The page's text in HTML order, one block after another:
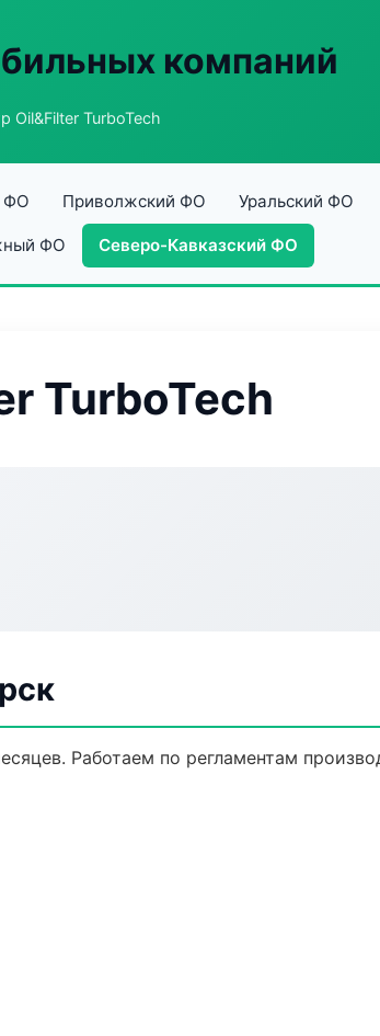
компаний
Oil&Filter TurboTech
ФО Приволжский ФО Уральский ФО
ФО Северо-Кавказский ФО
TurboTech
Работаем по регламентам